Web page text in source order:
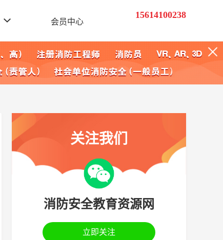
会员中心
15614100238
关注我们
消防安全教育资源网
立即关注